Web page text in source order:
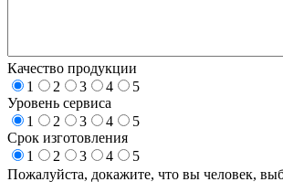
Качество продукции
1
2 3 4
5
Уровень сервиса
1
2 3 4
5
Срок изготовления
1
2 3 4
5
Пожалуйста, докажите, что вы человек,